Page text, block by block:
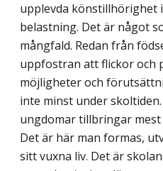
upplevda könstillhörighet
belastning. Det är något
mångfald. Redan från
uppfostran att flickor och
möjligheter och
inte minst under
ungdomar tillbringar
Det är här man formas,
sitt vuxna liv. Det är